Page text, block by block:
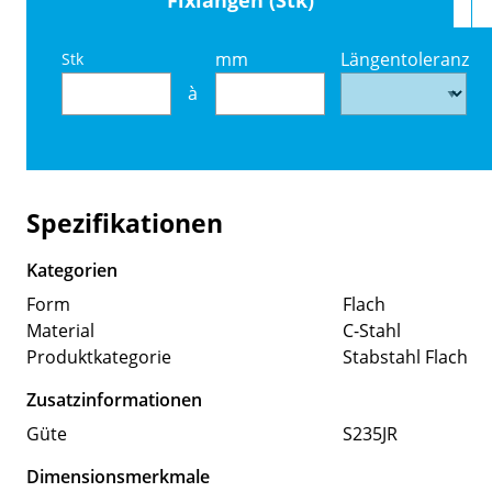
Stk
à
mm Längentoleranz
Spezifikationen
Kategorien
Form
Flach
Material
C-Stahl
Produktkategorie
Stabstahl Flach
Zusatzinformationen
Güte
S235JR
Dimensionsmerkmale